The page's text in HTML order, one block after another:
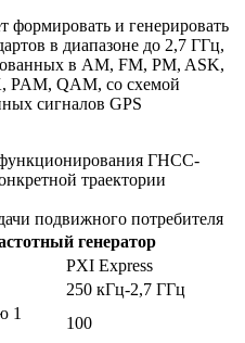
формировать и генерировать
в диапазоне до 2,7 ГГц,
в AM, FM, PM, ASK,
PAM, QAM, со схемой
сигналов GPS
ГНСС-
траектории
подвижного потребителя
генератор
PXI Express
250 кГц-2,7 ГГц
1
100